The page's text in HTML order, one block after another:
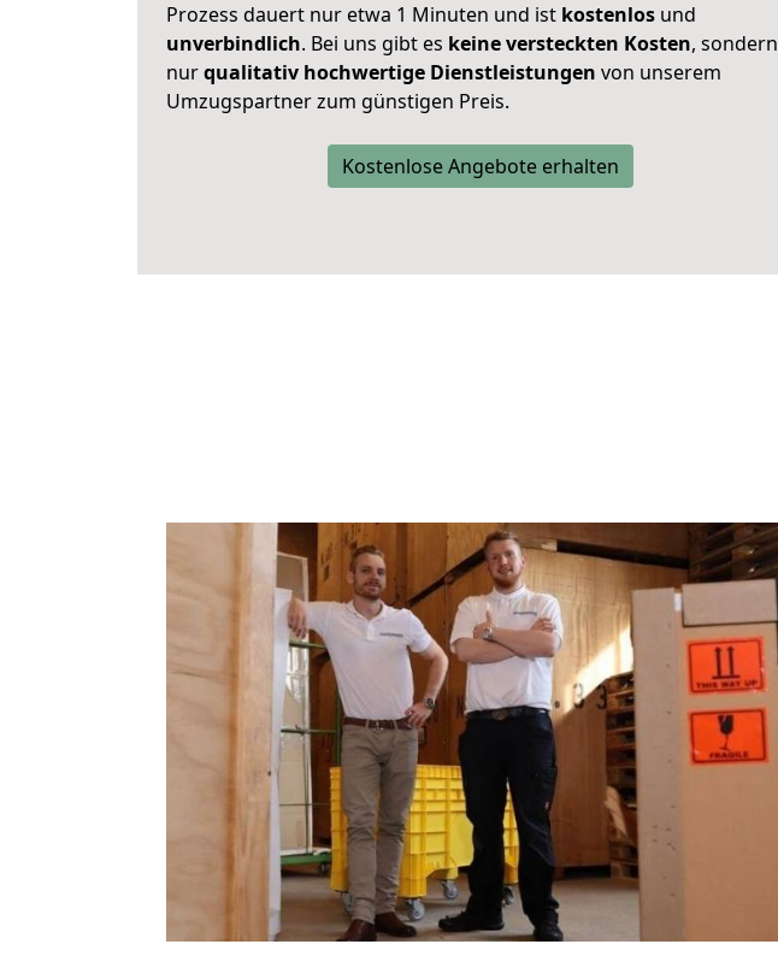
Prozess dauert nur etwa 1 Minuten und ist kostenlos und
unverbindlich. Bei uns gibt es keine versteckten Kosten, sondern
nurqualitativ hochwertige Dienstleistungen von unserem
Umzugspartner zum günstigen Preis.
Kostenlose Angebote erhalten